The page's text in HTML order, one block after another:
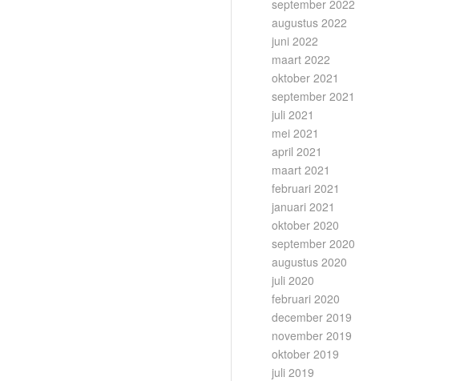
september 2022
augustus 2022
juni 2022
maart 2022
oktober 2021
september 2021
juli 2021
mei 2021
april 2021
maart 2021
februari 2021
januari 2021
oktober 2020
september 2020
augustus 2020
juli 2020
februari 2020
december 2019
november 2019
oktober 2019
juli 2019